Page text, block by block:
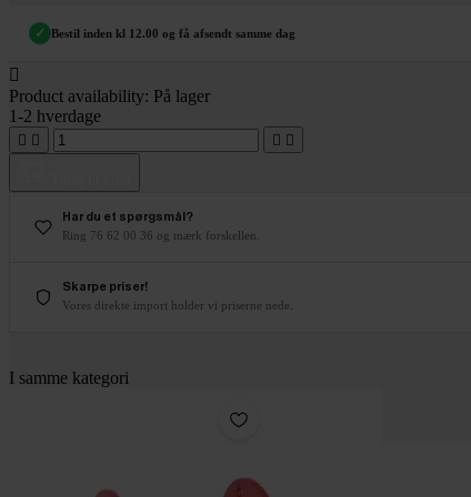
✓ Bestil inden kl 12.00 og få afsendt samme dag

Product availability: På lager
1-2 hverdage
   
Har du et spørgsmål?
Ring 76 62 00 36 og mærk forskellen.
Skarpe priser!
Vores direkte import holder vi priserne nede.
I samme kategori